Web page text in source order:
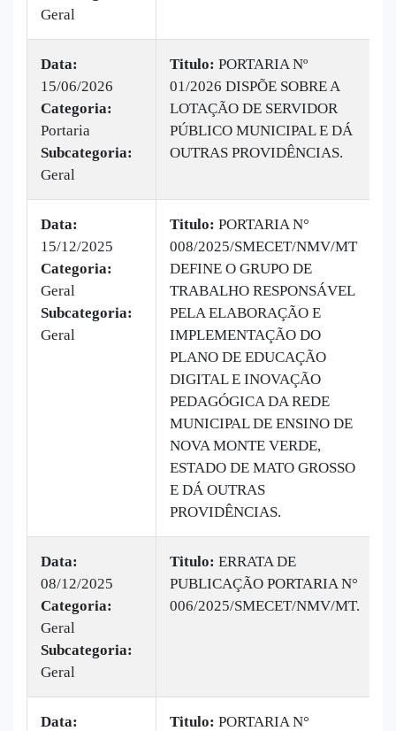
Geral
Data:
15/06/2026
Categoria:
Portaria
Subcategoria:
Geral
Titulo: PORTARIA Nº
01/2026 DISPÕE SOBRE A
LOTAÇÃO DE SERVIDOR
PÚBLICO MUNICIPAL E DÁ
OUTRAS PROVIDÊNCIAS.
Data:
15/12/2025
Categoria:
Geral
Subcategoria:
Geral
Titulo: PORTARIA N°
008/2025/SMECET/NMV/MT
DEFINE O GRUPO DE
TRABALHO RESPONSÁVEL
PELA ELABORAÇÃO E
IMPLEMENTAÇÃO DO
PLANO DE EDUCAÇÃO
DIGITAL E INOVAÇÃO
PEDAGÓGICA DA REDE
MUNICIPAL DE ENSINO DE
NOVA MONTE VERDE,
ESTADO DE MATO GROSSO
E DÁ OUTRAS
PROVIDÊNCIAS.
Data:
08/12/2025
Categoria:
Geral
Subcategoria:
Geral
Titulo: ERRATA DE
PUBLICAÇÃO PORTARIA N°
006/2025/SMECET/NMV/MT.
Data:
Titulo: PORTARIA N°